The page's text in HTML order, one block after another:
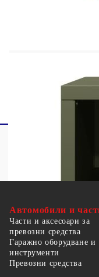
Материал:
Размери:
Автомобили и
Части и аксесоари за
превозни средства
Гаражно оборудване и
инструменти
Превозни средства